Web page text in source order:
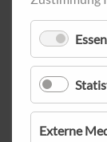
Externe